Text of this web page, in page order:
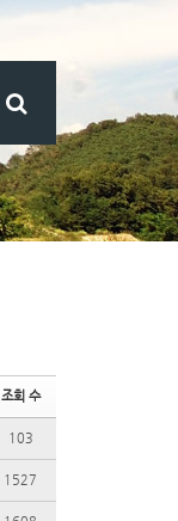
조회 수
103
1527